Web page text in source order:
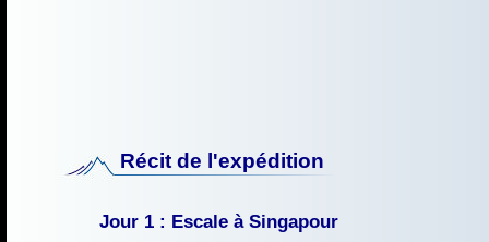
Jour 1 : Escale à Singapour
Récit de l'expédition